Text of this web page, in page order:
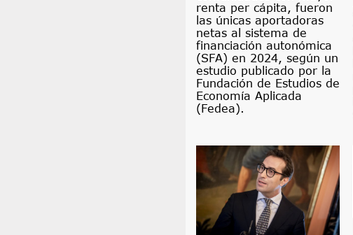
renta per cápita, fueron
las únicas aportadoras
netas al sistema de
financiación autonómica
(SFA) en 2024, según un
estudio publicado por la
Fundación de Estudios de
Economía Aplicada
(Fedea).